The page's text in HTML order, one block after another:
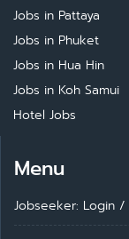
Jobs in Pattaya
Jobs in Phuket
Jobs in Hua Hin
Jobs in Koh Samui
Hotel Jobs
Menu
Jobseeker: Login /